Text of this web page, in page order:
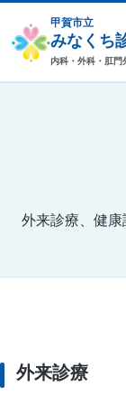
甲賀市立
みなくち
内科・外科・肛
外来診療、健康
外来診療